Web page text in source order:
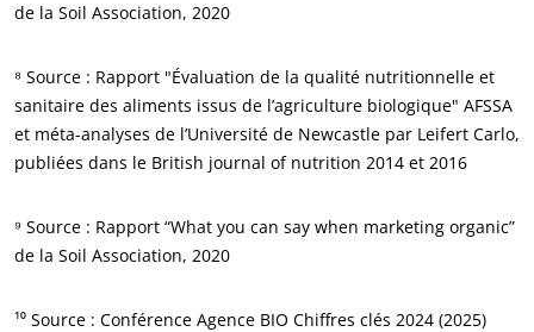
de la Soil Association, 2020
⁸ Source : Rapport "Évaluation de la qualité nutritionnelle et
sanitaire des aliments issus de l’agriculture biologique" AFSSA
et méta-analyses de l’Université de Newcastle par Leifert Carlo,
publiées dans le British journal of nutrition 2014 et 2016
⁹ Source : Rapport “What you can say when marketing organic”
de la Soil Association, 2020
¹⁰ Source : Conférence Agence BIO Chiffres clés 2024 (2025)